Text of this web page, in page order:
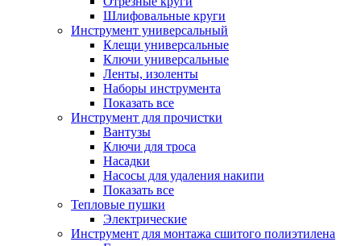
Шлифовальные круги
Инструмент универсальный
Клещи универсальные
Ключи универсальные
Ленты, изоленты
Наборы инструмента
Показать все
Инструмент для прочистки
Вантузы
Ключи для троса
Насадки
Насосы для удаления накипи
Показать все
Тепловые пушки
Электрические
Инструмент для монтажа сшитого полиэтилена